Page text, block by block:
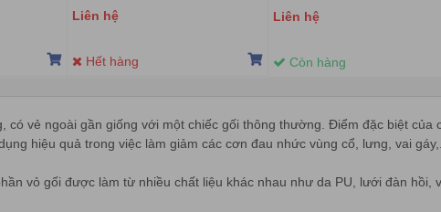
Liên hệ
Hết hàng
Liên hệ
Còn hàng
có vẻ ngoài gần giống với một chiếc gối thông thường. Điểm đặc biệt của
hiệu quả trong việc làm giảm các cơn đau nhức vùng cổ, lưng, vai
vỏ gối được làm từ nhiều chất liệu khác nhau như da PU, lưới đàn hồi,